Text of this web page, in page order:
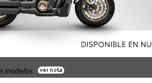
modelos